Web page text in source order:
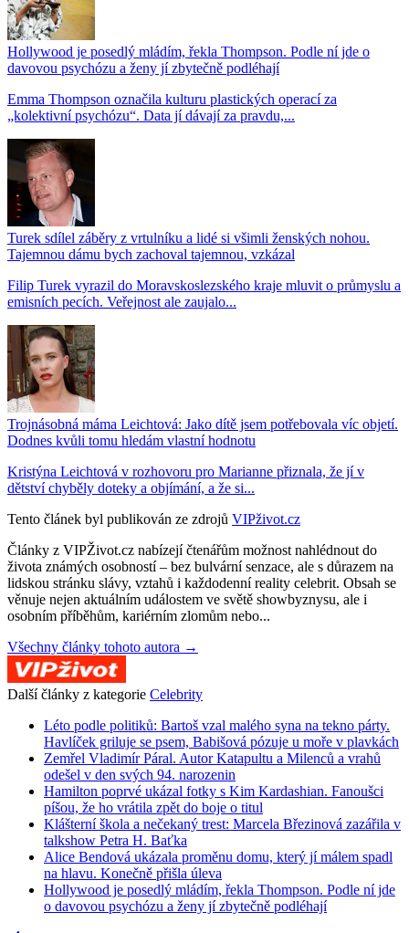
Hollywood je posedlý mládím, řekla Thompson. Podle ní jde o
davovou psychózu a ženy jí zbytečně podléhají
Emma Thompson označila kulturu plastických operací za
„kolektivní psychózu“. Data jí dávají za pravdu,...
Turek sdílel záběry z vrtulníku a lidé si všimli ženských nohou.
Tajemnou dámu bych zachoval tajemnou, vzkázal
Filip Turek vyrazil do Moravskoslezského kraje mluvit o průmyslu a
emisních pecích. Veřejnost ale zaujalo...
Trojnásobná máma Leichtová: Jako dítě jsem potřebovala víc objetí.
Dodnes kvůli tomu hledám vlastní hodnotu
Kristýna Leichtová v rozhovoru pro Marianne přiznala, že jí v
dětství chyběly doteky a objímání, a že si...
Tento článek byl publikován ze zdrojů VIPživot.cz
Články z VIPŽivot.cz nabízejí čtenářům možnost nahlédnout do
života známých osobností – bez bulvární senzace, ale s důrazem na
lidskou stránku slávy, vztahů i každodenní reality celebrit. Obsah se
věnuje nejen aktuálním událostem ve světě showbyznysu, ale i
osobním příběhům, kariérním zlomům nebo...
Všechny články tohoto autora →
Další články z kategorie Celebrity
Léto podle politiků: Bartoš vzal malého syna na tekno párty.
Havlíček griluje se psem, Babišová pózuje u moře v plavkách
Zemřel Vladimír Páral. Autor Katapultu a Milenců a vrahů
odešel v den svých 94. narozenin
Hamilton poprvé ukázal fotky s Kim Kardashian. Fanoušci
píšou, že ho vrátila zpět do boje o titul
Klášterní škola a nečekaný trest: Marcela Březinová zazářila v
talkshow Petra H. Baťka
Alice Bendová ukázala proměnu domu, který jí málem spadl
na hlavu. Konečně přišla úleva
Hollywood je posedlý mládím, řekla Thompson. Podle ní jde
o davovou psychózu a ženy jí zbytečně podléhají